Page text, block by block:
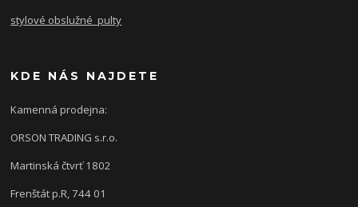
stylové obslužné pulty
KDE NÁS NAJDETE
Kamenná prodejna:
ORSON TRADING s.r.o.
Martinská čtvrť 1802
Frenštát p.R, 744 01